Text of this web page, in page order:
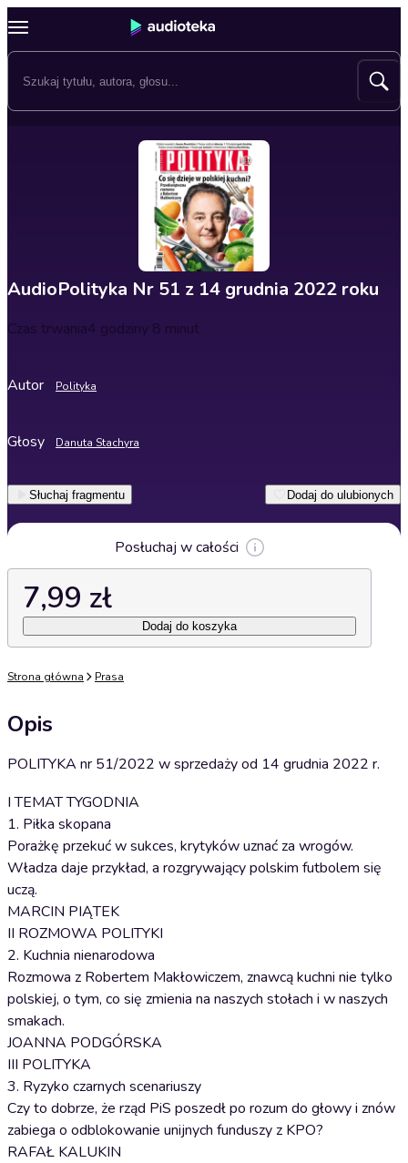
AudioPolityka Nr 51 z 14 grudnia 2022 roku
Czas trwania4 godziny 8 minut
Autor Polityka
Głosy Danuta Stachyra
Słuchaj fragmentu Dodaj do ulubionych
Posłuchaj w całości
7,99 zł
Dodaj do koszyka
Strona główna Prasa
Opis
POLITYKA nr 51/2022 w sprzedaży od 14 grudnia 2022 r.
I TEMAT TYGODNIA
1. Piłka skopana
Porażkę przekuć w sukces, krytyków uznać za wrogów.
Władza daje przykład, a rozgrywający polskim futbolem się
uczą.
MARCIN PIĄTEK
II ROZMOWA POLITYKI
2. Kuchnia nienarodowa
Rozmowa z Robertem Makłowiczem, znawcą kuchni nie tylko
polskiej, o tym, co się zmienia na naszych stołach i w naszych
smakach.
JOANNA PODGÓRSKA
III POLITYKA
3. Ryzyko czarnych scenariuszy
Czy to dobrze, że rząd PiS poszedł po rozum do głowy i znów
zabiega o odblokowanie unijnych funduszy z KPO?
RAFAŁ KALUKIN